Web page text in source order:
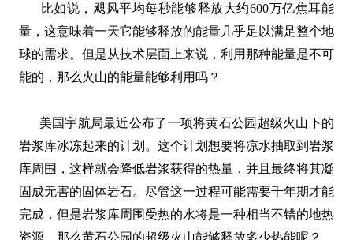
比如说，飓风平均每秒能够释放大约600万亿焦耳能
量，这意味着一天它能够释放的能量几乎足以满足整个地
球的需求。但是从技术层面上来说，利用那种能量是不可
能的，那么火山的能量能够利用吗？
美国宇航局最近公布了一项将黄石公园超级火山下的
岩浆库冰冻起来的计划。这个计划想要将凉水抽取到岩浆
库周围，这样就会降低岩浆获得的热量，并且最终将其凝
固成无害的固体岩石。尽管这一过程可能需要千年期才能
完成，但是岩浆库周围受热的水将是一种相当不错的地热
资源。那么黄石公园的超级火山能够释放多少热能呢？